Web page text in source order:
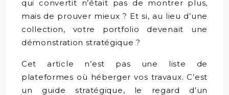
qui convertit n’était pas de montrer plus,
mais de prouver mieux ? Et si, au lieu d’une
collection, votre portfolio devenait une
démonstration stratégique ?
Cet article n’est pas une liste de
plateformes où héberger vos travaux. C’est
un guide stratégique, le regard d’un